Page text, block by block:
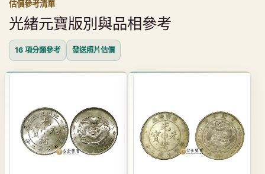
估價參考清單
光緒元寶版別與品相參考
16 項分類參考 發送照片估價